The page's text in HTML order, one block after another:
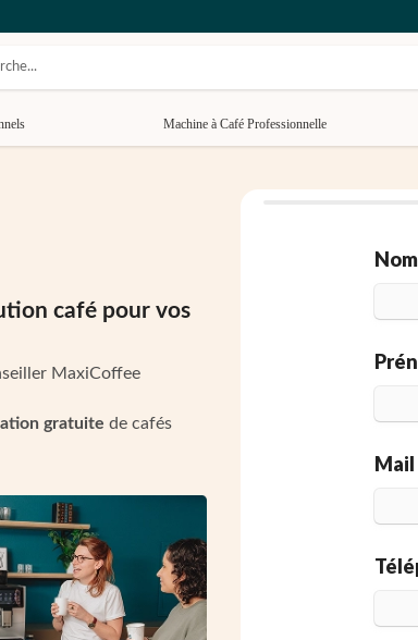
Machine à Café Professionnelle
café pour vos
MaxiCoffee
gratuite de cafés